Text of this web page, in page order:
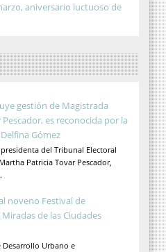
aniversario luctuoso de
gestión de Magistrada
es reconocida por la
Gómez
del Tribunal Electoral
Patricia Tovar Pescador,
noveno Festival de
de las Ciudades
Desarrollo Urbano e